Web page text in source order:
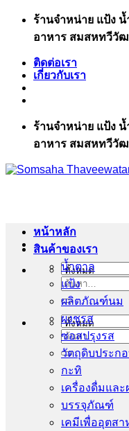
ข้าม
เนื้อหา
ร้านจำหน่าย แป้ง
อาหาร สมสหทวีวั
ติดต่อเรา
เกี่ยวกับเรา
ร้านจำหน่าย แป้ง
อาหาร สมสหทวีวั
ค้นหา:
ค้นหา:
หน้าหลัก
สินค้าของเรา
น้ำตาล
แป้ง
ผลิตภัณฑ์นม
ผงชูรส
ซอสปรุงรส
วัตถุดิบประก
กะทิ
เครื่องดื่มและ
บรรจุภัณฑ์
เคมีเพื่ออุตส